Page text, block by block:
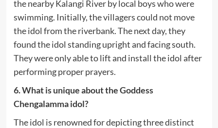
the nearby Kalangi River by local boys who were
swimming. Initially, the villagers could not move
the idol from the riverbank.The next day, they
found the idol standing upright and facing south.
They were only able to lift and install the idol after
performing proper prayers.
6. What is unique about the Goddess
Chengalamma idol?
The idol is renowned for depicting three distinct